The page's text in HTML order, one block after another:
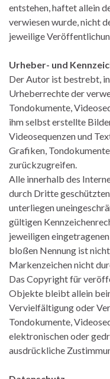
entstehen, haftet allein
verwiesen wurde, nicht
jeweilige
Urheber- und
Der Autor ist bestrebt,
Urheberrechte der
Tondokumente,
ihm selbst erstellte
Videosequenzen und
Grafiken,
zurückzugreifen.
Alle innerhalb des
durch Dritte
unterliegen
gültigen
jeweiligen
bloßen Nennung ist nicht
Markenzeichen nicht
Das Copyright für
Objekte bleibt allein
Vervielfältigung oder
Tondokumente,
elektronischen oder
ausdrückliche